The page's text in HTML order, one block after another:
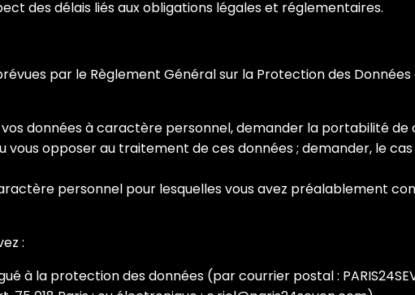
des délais liés aux obligations légales et réglementaires.
par le Règlement Général sur la Protection des Données
données à caractère personnel, demander la portabilité de
vous opposer au traitement de ces données ; demander, le
personnel pour lesquelles vous avez préalablement
:
à la protection des données (par courrier postal :